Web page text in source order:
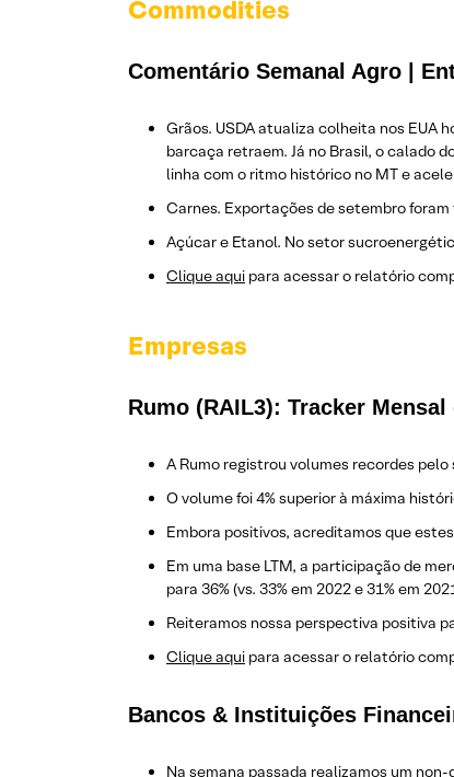
Commodities
Comentário Semanal Agro |
Grãos. USDA atualiza colheita nos EUA
barcaça retraem. Já no Brasil, o calado
linha com o ritmo histórico no MT e
Carnes. Exportações de setembro
Açúcar e Etanol. No setor
Clique aqui para acessar o relatório
Empresas
Rumo (RAIL3): Tracker
A Rumo registrou volumes recordes pelo
O volume foi 4% superior à máxima
Embora positivos, acreditamos que
Em uma base LTM, a participação de
para 36% (vs. 33% em 2022 e 31% em
Reiteramos nossa perspectiva positiva
Clique aqui para acessar o relatório
Bancos & Instituições
Na semana passada realizamos um